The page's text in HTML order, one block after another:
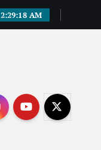
2:29:19 AM